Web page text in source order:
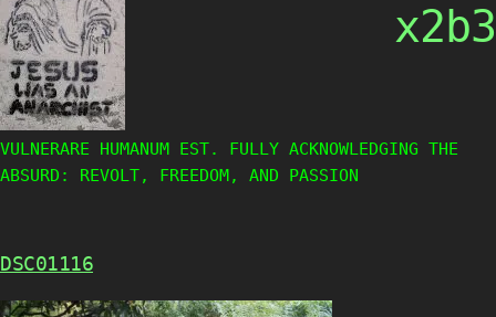
x2b3
VULNERARE HUMANUM EST. FULLY ACKNOWLEDGING THE
ABSURD: REVOLT, FREEDOM, AND PASSION
DSC01116